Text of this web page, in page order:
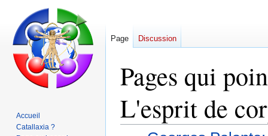
Pages qui
L'esprit de
Page Discussion
Accueil
Catallaxia ?